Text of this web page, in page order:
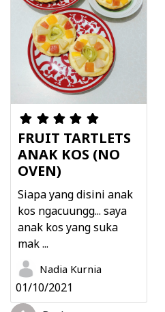
FRUIT TARTLETS
ANAK KOS (NO
OVEN)
Siapa yang disini anak
kos ngacuungg... saya
anak kos yang suka
mak ...
Nadia Kurnia
01/10/2021